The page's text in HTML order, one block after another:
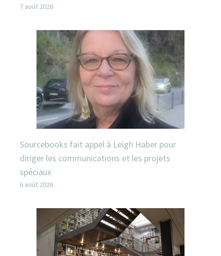
7 août 2026
Sourcebooks fait appel à Leigh Haber pour
diriger les communications et les projets
spéciaux
6 août 2026